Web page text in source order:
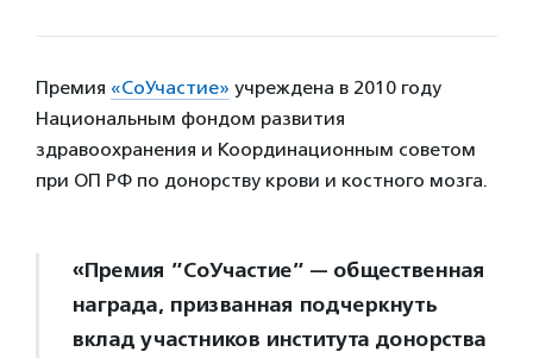
Премия «СоУчастие» учреждена в 2010 году
Национальным фондом развития
здравоохранения и Координационным советом
при ОП РФ по донорству крови и костного мозга.
«Премия ”СоУчастие” — общественная
награда, призванная подчеркнуть
вклад участников института донорства